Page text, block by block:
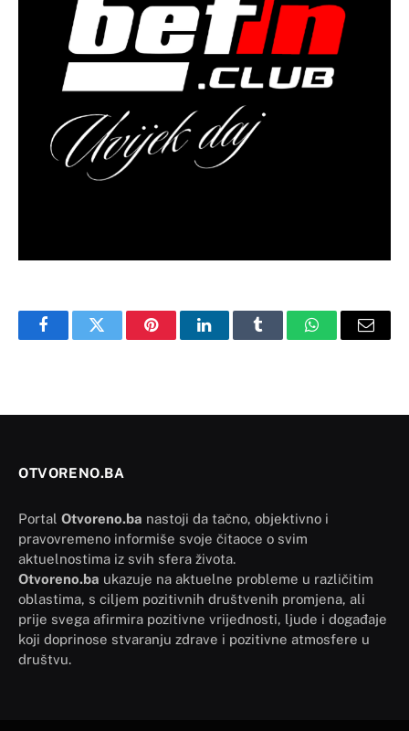
FacebookTwitter PinterestLinkedInTumblr WhatsAppEmail
OTVORENO.BA
Portal Otvoreno.ba nastoji da tačno, objektivno i
pravovremeno informiše svoje čitaoce o svim
aktuelnostima iz svih sfera života.
Otvoreno.ba ukazuje na aktuelne probleme u različitim
oblastima, s ciljem pozitivnih društvenih promjena, ali
prije svega afirmira pozitivne vrijednosti, ljude i događaje
koji doprinose stvaranju zdrave i pozitivne atmosfere u
društvu.